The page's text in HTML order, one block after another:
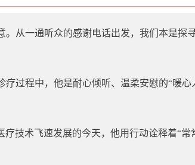
从一通听众的感谢电话出发，我们本是探
过程中，他是耐心倾听、温柔安慰的“暖
疗技术飞速发展的今天，他用行动诠释着“